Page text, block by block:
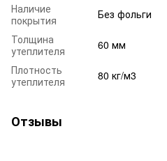
Наличие
покрытия
Без фольги
Толщина
утеплителя
60 мм
Плотность
утеплителя
80 кг/м3
Отзывы